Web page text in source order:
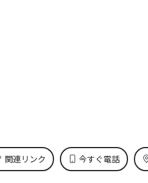
関連リンク 今すぐ電話